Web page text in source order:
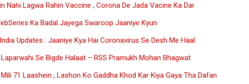
Nahi Lagwa Rahin Vaccine , Corona De Jada Vacine Ka Dar
Ka Badal Jayega Swaroop Jaaniye Kyun
Updates : Jaaniye Kya Hai Coronavirus Se Desh Me Haal
Se Bigde Halaat – RSS Pramukh Mohan Bhagwat
71 Laashein , Lashon Ko Gaddha Khod Kar Kiya Gaya Tha Dafan